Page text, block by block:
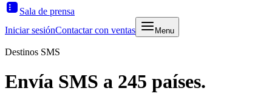
Sala de prensa
Iniciar sesiónContactar con ventas Menu
Destinos SMS
Envía SMS a 245 países.